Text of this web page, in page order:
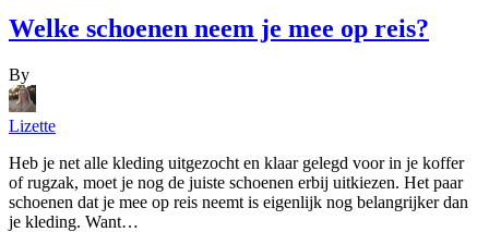
Welke schoenen neem je mee op reis?
By
Lizette
Heb je net alle kleding uitgezocht en klaar gelegd voor in je koffer
of rugzak, moet je nog de juiste schoenen erbij uitkiezen. Het paar
schoenen dat je mee op reis neemt is eigenlijk nog belangrijker dan
je kleding. Want…